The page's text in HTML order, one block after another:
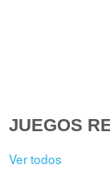
JUEGOS
Ver todos